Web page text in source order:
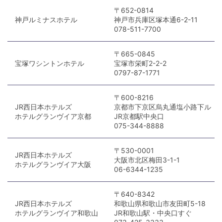
神戸ルミナスホテル
〒652-0814
神戸市兵庫区塚本通6-2-11
078-511-7700
宝塚ワシントンホテル
〒665-0845
宝塚市栄町2-2-2
0797-87-1771
JR西日本ホテルズ
ホテルグランヴイア京都
〒600-8216
京都市下京区烏丸通塩小路下ル
JR京都駅中央口
075-344-8888
JR西日本ホテルズ
ホテルグランヴイア大阪
〒530-0001
大阪市北区梅田3-1-1
06-6344-1235
JR西日本ホテルズ
ホテルグランヴイア和歌山
〒640-8342
和歌山県和歌山市友田町5-18
JR和歌山駅・中央口すぐ